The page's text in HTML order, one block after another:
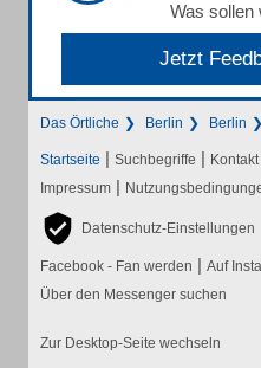
Was sollen
Jetzt
Das Örtliche Berlin Berlin
Startseite | Suchbegriffe | Kontakt
Impressum |
Datenschutz-Einstellungen
Facebook - Fan werden | Auf
Über den Messenger suchen
Zur Desktop-Seite wechseln